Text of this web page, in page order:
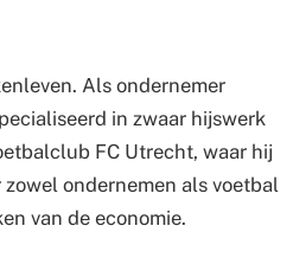
Als ondernemer
in zwaar hijswerk
FC Utrecht, waar hij
ondernemen als voetbal
van de economie.